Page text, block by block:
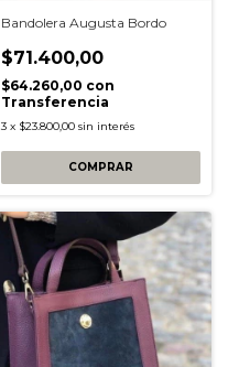
Bandolera Augusta Bordo
$71.400,00
$64.260,00 con
Transferencia
3 x $23.800,00 sin interés